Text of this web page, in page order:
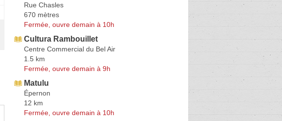
Rue Chasles
670 mètres
Fermée, ouvre demain à 10h
Cultura Rambouillet
Centre Commercial du Bel Air
1.5 km
Fermée, ouvre demain à 9h
Matulu
Épernon
12 km
Fermée, ouvre demain à 10h